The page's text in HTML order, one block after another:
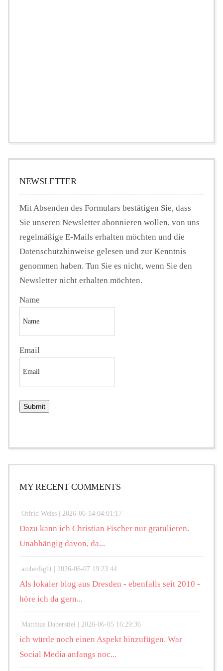
NEWSLETTER
Mit Absenden des Formulars bestätigen Sie, dass
Sie unseren Newsletter abonnieren wollen, von uns
regelmäßige E-Mails erhalten möchten und die
Datenschutzhinweise gelesen und zur Kenntnis
genommen haben. Tun Sie es nicht, wenn Sie den
Newsletter nicht erhalten möchten.
Name
Email
MY RECENT COMMENTS
Otfrid Weiss | 2026-06-14 04:01:17
Dazu kann ich Christian Fischer nur gratulieren.
Unabhängig davon, da...
amberlight | 2026-06-07 19:23:44
Als lokaler blog aus Dresden - ebenfalls seit 2010 -
höre ich da gern...
Matthias Daberstiel | 2026-06-05 16:29:36
ich würde noch einen Aspekt hinzufügen. War
Social Media anfangs noc...